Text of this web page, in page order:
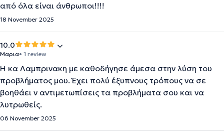
από όλα είναι άνθρωποι!!!!
18 November 2025
10.0
Μαρια• 1 review
Η κα Λαμπρινακη με καθοδήγησε άμεσα στην λύση του
προβλήματος μου. Έχει πολύ έξυπνους τρόπους να σε
βοηθάει ν αντιμετωπίσεις τα προβλήματα σου και να
λυτρωθείς.
06 November 2025